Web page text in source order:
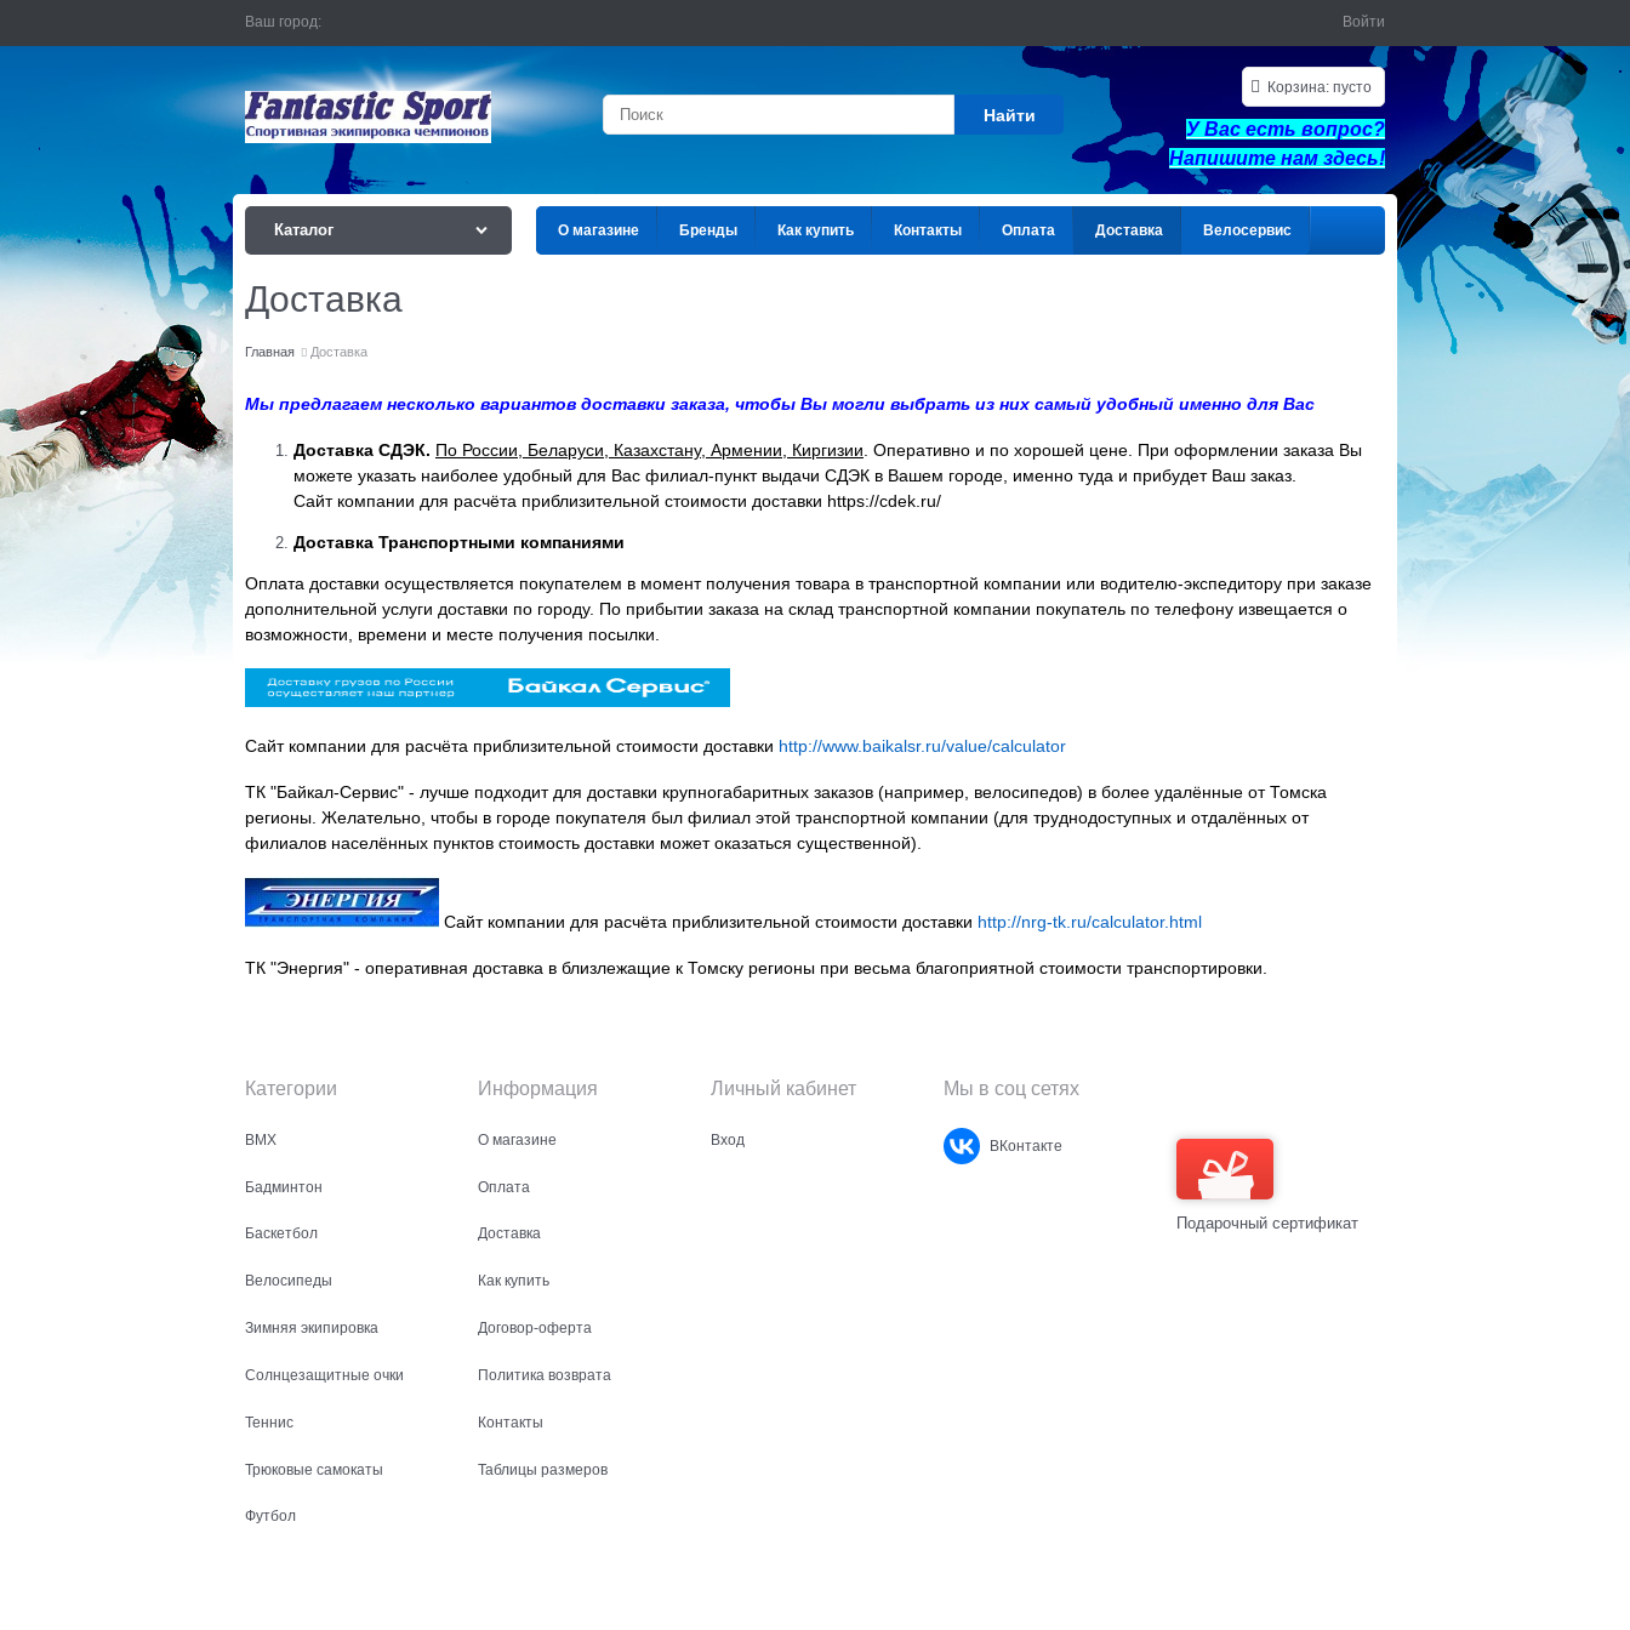
Ваш город: Войти
Найти
Корзина: пусто
У Вас есть вопрос?
Напишите нам здесь!
Каталог О магазине Бренды Как купить Контакты Оплата Доставка Велосервис
Доставка
Главная Доставка
Мы предлагаем несколько вариантов доставки заказа, чтобы Вы могли выбрать из них самый удобный именно для Вас
Доставка СДЭК. По России, Беларуси, Казахстану, Армении, Киргизии . Оперативно и по хорошей цене. При оформлении заказа Вы
можете указать наиболее удобный для Вас филиал-пункт выдачи СДЭК в Вашем городе, именно туда и прибудет Ваш заказ.
Сайт компании для расчёта приблизительной стоимости доставки https://cdek.ru/
Доставка Транспортными компаниями
Оплата доставки осуществляется покупателем в момент получения товара в транспортной компании или водителю-экспедитору при заказе
дополнительной услуги доставки по городу. По прибытии заказа на склад транспортной компании покупатель по телефону извещается о
возможности, времени и месте получения посылки.
Сайт компании для расчёта приблизительной стоимости доставки http://www.baikalsr.ru/value/calculator
ТК "Байкал-Сервис" - лучше подходит для доставки крупногабаритных заказов (например, велосипедов) в более удалённые от Томска
регионы. Желательно, чтобы в городе покупателя был филиал этой транспортной компании (для труднодоступных и отдалённых от
филиалов населённых пунктов стоимость доставки может оказаться существенной).
Сайт компании для расчёта приблизительной стоимости доставки http://nrg-tk.ru/calculator.html
ТК "Энергия" - оперативная доставка в близлежащие к Томску регионы при весьма благоприятной стоимости транспортировки.
Категории
BMX
Бадминтон
Баскетбол
Велосипеды
Зимняя экипировка
Солнцезащитные очки
Теннис
Трюковые самокаты
Футбол
Информация
О магазине
Оплата
Доставка
Как купить
Договор-оферта
Политика возврата
Контакты
Таблицы размеров
Личный кабинет
Вход
Мы в соц сетях
ВКонтакте
Подарочный сертификат